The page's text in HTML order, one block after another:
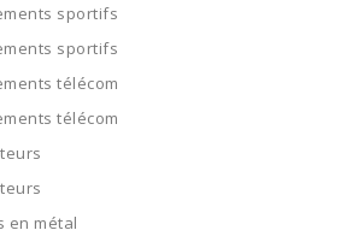
sportifs
sportifs
télécom
télécom
en métal